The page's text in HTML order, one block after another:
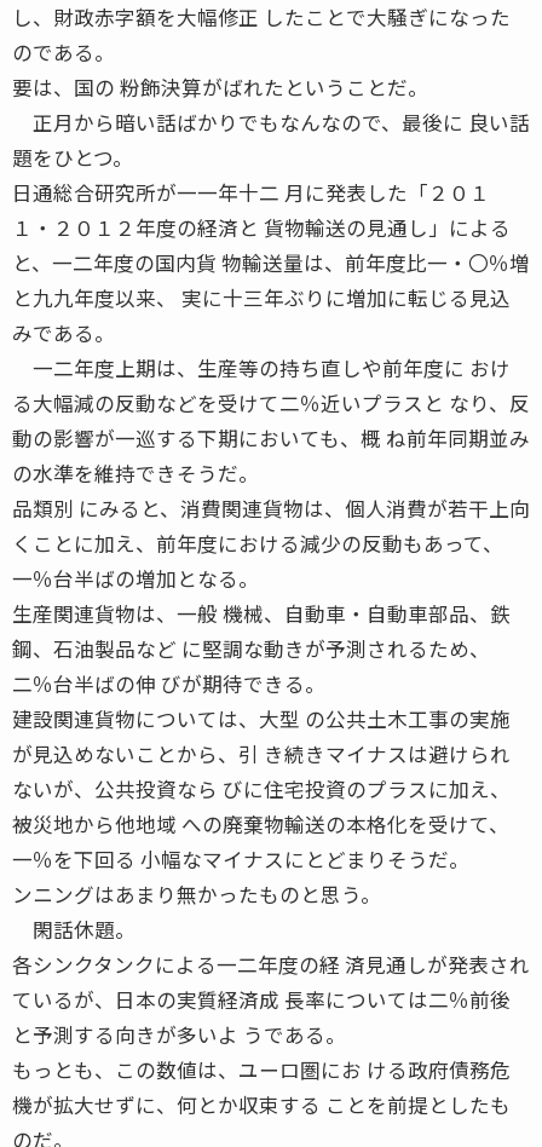
し、財政赤字額を大幅修正 したことで大騒ぎになった
のである。
要は、国の 粉飾決算がばれたということだ。
正月から暗い話ばかりでもなんなので、最後に 良い話
題をひとつ。
日通総合研究所が一一年十二 月に発表した「２０１
１・２０１２年度の経済と 貨物輸送の見通し」による
と、一二年度の国内貨 物輸送量は、前年度比一・〇％増
と九九年度以来、 実に十三年ぶりに増加に転じる見込
みである。
一二年度上期は、生産等の持ち直しや前年度に おけ
る大幅減の反動などを受けて二％近いプラスと なり、反
動の影響が一巡する下期においても、概 ね前年同期並み
の水準を維持できそうだ。
品類別 にみると、消費関連貨物は、個人消費が若干上向
くことに加え、前年度における減少の反動もあって、
一％台半ばの増加となる。
生産関連貨物は、一般 機械、自動車・自動車部品、鉄
鋼、石油製品など に堅調な動きが予測されるため、
二％台半ばの伸 びが期待できる。
建設関連貨物については、大型 の公共土木工事の実施
が見込めないことから、引 き続きマイナスは避けられ
ないが、公共投資なら びに住宅投資のプラスに加え、
被災地から他地域 への廃棄物輸送の本格化を受けて、
一％を下回る 小幅なマイナスにとどまりそうだ。
ンニングはあまり無かったものと思う。
閑話休題。
各シンクタンクによる一二年度の経 済見通しが発表され
ているが、日本の実質経済成 長率については二％前後
と予測する向きが多いよ うである。
もっとも、この数値は、ユーロ圏にお ける政府債務危
機が拡大せずに、何とか収束する ことを前提としたも
のだ。